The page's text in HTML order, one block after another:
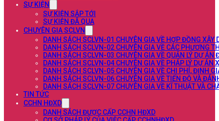
SỰ KIỆN
SỰ KIỆN SẮP TỚI
SỰ KIỆN ĐÃ QUA
CHUYÊN GIA SCLVN
DANH SÁCH SCLVN-01 CHUYÊN GIA VỀ HỢP ĐỒNG XÂY
DANH SÁCH SCLVN-02 CHUYÊN GIA VỀ CÁC PHƯƠNG
DANH SÁCH SCLVN-03 CHUYÊN GIA VỀ QUẢN LÝ DỰ ÁN
DANH SÁCH SCLVN-04 CHUYÊN GIA VỀ PHÁP LÝ DỰ ÁN
DANH SÁCH SCLVN-05 CHUYÊN GIA VỀ CHI PHÍ, ĐỊNH
DANH SÁCH SCLVN-06 CHUYÊN GIA VỀ TIẾN ĐỘ VÀ
DANH SÁCH SCLVN-07 CHUYÊN GIA VỀ KĨ THUẬT VÀ
TIN TỨC
CCHN HĐXD
DANH SÁCH ĐƯỢC CẤP CCHN HĐXD